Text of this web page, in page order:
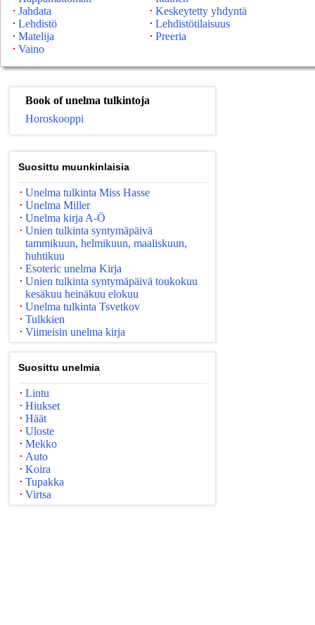
Jahdata
Keskeytetty yhdyntä
Lehdistö
Lehdistötilaisuus
Matelija
Preeria
Vaino
Book of unelma tulkintoja
Horoskooppi
Suosittu muunkinlaisia
Unelma tulkinta Miss Hasse
Unelma Miller
Unelma kirja A-Ö
Unien tulkinta syntymäpäivä
tammikuun, helmikuun, maaliskuun,
huhtikuu
Esoteric unelma Kirja
Unien tulkinta syntymäpäivä toukokuu
kesäkuu heinäkuu elokuu
Unelma tulkinta Tsvetkov
Tulkkien
Viimeisin unelma kirja
Suosittu unelmia
Lintu
Hiukset
Häät
Uloste
Mekko
Auto
Koira
Tupakka
Virtsa